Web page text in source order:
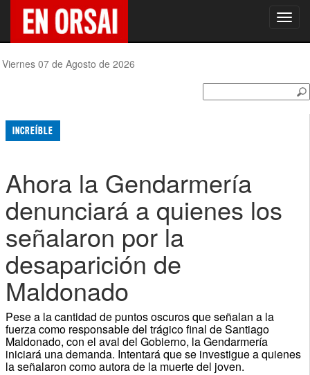
Viernes 07 de Agosto de 2026
INCREÍBLE
Ahora la Gendarmería
denunciará a quienes los
señalaron por la
desaparición de
Maldonado
Pese a la cantidad de puntos oscuros que señalan a la
fuerza como responsable del trágico final de Santiago
Maldonado, con el aval del Gobierno, la Gendarmería
iniciará una demanda. Intentará que se investigue a quienes
la señalaron como autora de la muerte del joven.